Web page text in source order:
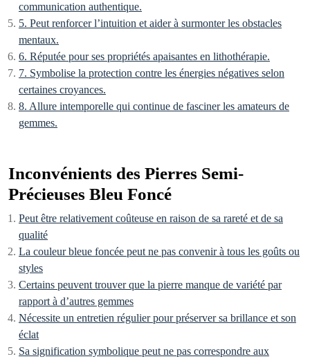
communication authentique.
5. Peut renforcer l’intuition et aider à surmonter les obstacles
mentaux.
6. Réputée pour ses propriétés apaisantes en lithothérapie.
7. Symbolise la protection contre les énergies négatives selon
certaines croyances.
8. Allure intemporelle qui continue de fasciner les amateurs de
gemmes.
Inconvénients des Pierres Semi-
Précieuses Bleu Foncé
Peut être relativement coûteuse en raison de sa rareté et de sa
qualité
La couleur bleue foncée peut ne pas convenir à tous les goûts ou
styles
Certains peuvent trouver que la pierre manque de variété par
rapport à d’autres gemmes
Nécessite un entretien régulier pour préserver sa brillance et son
éclat
Sa signification symbolique peut ne pas correspondre aux